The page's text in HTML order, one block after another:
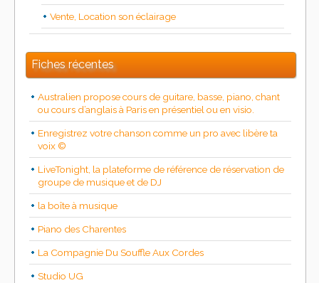
Vente, Location son éclairage
Fiches récentes
Australien propose cours de guitare, basse, piano, chant
ou cours d’anglais à Paris en présentiel ou en visio.
Enregistrez votre chanson comme un pro avec libère ta
voix ©
LiveTonight, la plateforme de référence de réservation de
groupe de musique et de DJ
la boîte à musique
Piano des Charentes
La Compagnie Du Souffle Aux Cordes
Studio UG